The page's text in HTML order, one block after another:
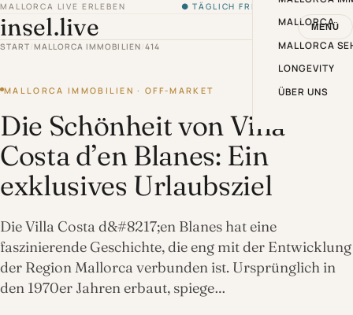
MALLORCA LIVE ERLEBEN ● TÄGLICH FRISCH VON DER INSEL
insel.live MENÜ
MALLORCA
MALLORCA
LONGEVITY
ÜBER UNS
START /MALLORCA IMMOBILIEN 414
MALLORCA IMMOBILIEN · OFF-MARKET
Die Schönheit von Villa
Costa d’en Blanes: Ein
exklusives Urlaubsziel
Die Villa Costa d&#8217;en Blanes hat eine
faszinierende Geschichte, die eng mit der Entwicklung
der Region Mallorca verbunden ist. Ursprünglich in
den 1970er Jahren erbaut, spiege…